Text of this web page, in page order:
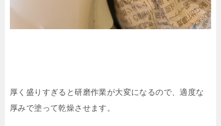
厚く盛りすぎると研磨作業が大変になるので、適度な
厚みで塗って乾燥させます。